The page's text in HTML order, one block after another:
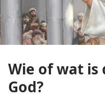
Wie of wat is
God?